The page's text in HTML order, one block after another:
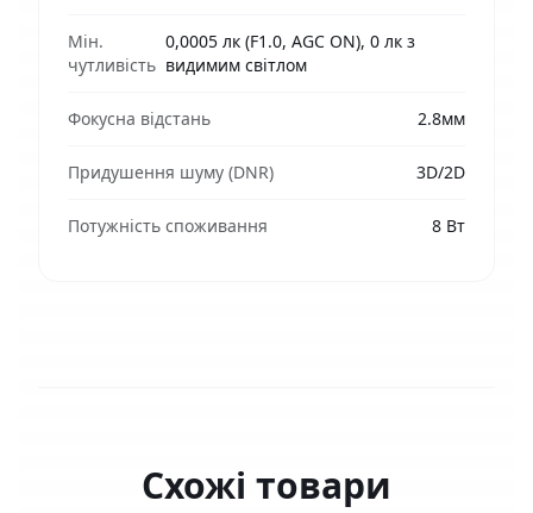
Мін.
чутливість
0,0005 лк (F1.0, AGC ON), 0 лк з
видимим світлом
Фокусна відстань 2.8мм
Придушення шуму (DNR) 3D/2D
Потужність споживання 8 Вт
Схожі товари